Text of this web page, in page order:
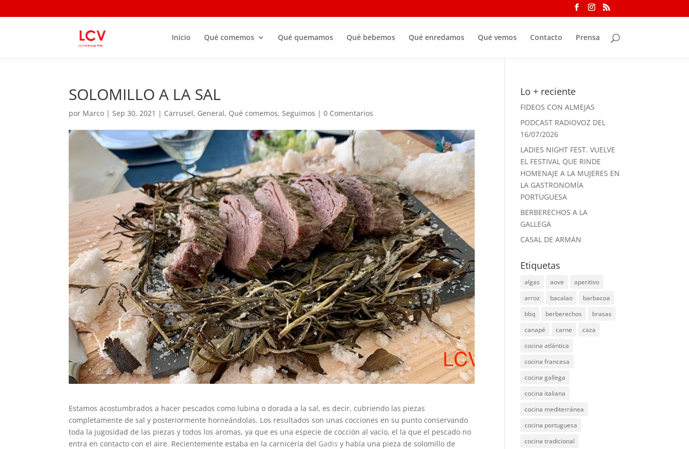
Inicio Qué comemos Qué quemamos Qué bebemos Qué enredamos Qué vemos Contacto Prensa
SOLOMILLO A LA SAL
por Marco |Sep 30, 2021 | Carrusel, General, Qué comemos,Seguimos |0 Comentarios
Estamos acostumbrados a hacer pescados como lubina o dorada a la sal, es decir, cubriendo las piezas
completamente de sal y posteriormente horneándolas. Los resultados son unas cocciones en su punto conservando
toda la jugosidad de las piezas y todos los aromas, ya que es una especie de cocción al vacío, el la que el pescado no
entra en contacto con el aire. Recientemente estaba en la carnicería del Gadis y había una pieza de solomillo de
Lo + reciente
FIDEOS CON ALMEJAS
PODCAST RADIOVOZ DEL
16/07/2026
LADIES NIGHT FEST. VUELVE
EL FESTIVAL QUE RINDE
HOMENAJE A LA MUJERES EN
LA GASTRONOMÍA
PORTUGUESA
BERBERECHOS A LA
GALLEGA
CASAL DE ARMÁN
Etiquetas
algas aove
aperitivo
arroz
bacalao
barbacoa
bbq
berberechos
brasas
canapé
carne
caza
cocina atlántica
cocina francesa
cocina gallega
cocina italiana
cocina mediterránea
cocina portuguesa
cocina tradicional